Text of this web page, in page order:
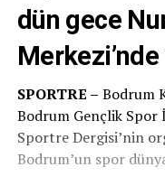
dün gece
Merkezi’nde
SPORTRE – Bodrum
Bodrum Gençlik
Sportre Dergisi’nin
Bodrum’un spor